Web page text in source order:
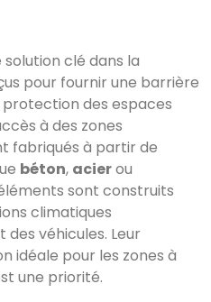
solution clé dans la
pour fournir une barrière
des espaces
à des zones
fabriqués à partir de
béton, acierou
sont construits
climatiques
véhicules. Leur
idéale pour les zones à
une priorité.